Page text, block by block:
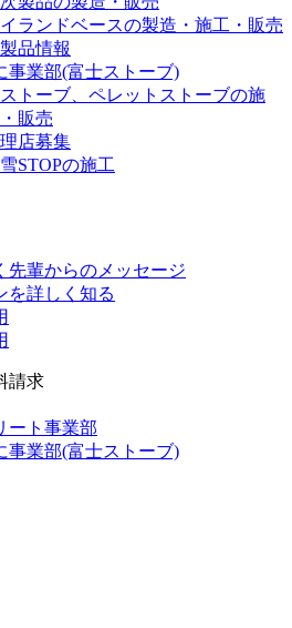
ランドベースの製造・施工・販売
品情報
事業部(富士ストーブ)
トーブ、ペレットストーブの施
販売
店募集
STOPの施工
先輩からのメッセージ
を詳しく知る
請求
ート事業部
事業部(富士ストーブ)